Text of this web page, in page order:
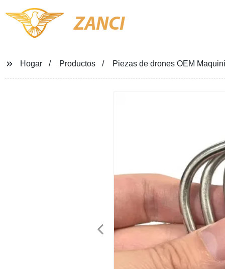
ZANCI
Hogar Productos Piezas de drones OEM